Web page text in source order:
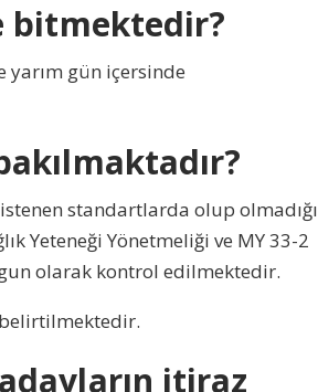
bitmektedir?
yarım gün içersinde
standartlarda olup olmadığı
Yeteneği Yönetmeliği ve MY 33-2
olarak kontrol edilmektedir.
belirtilmektedir.
itiraz